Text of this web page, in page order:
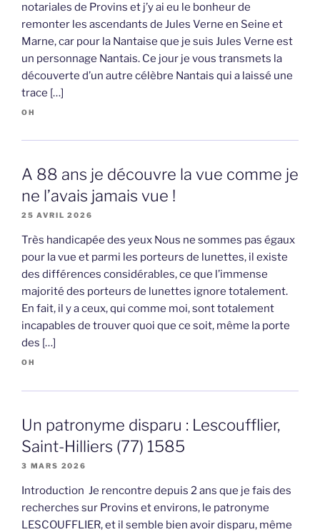
notariales de Provins et j’y ai eu le bonheur de
remonter les ascendants de Jules Verne en Seine et
Marne, car pour la Nantaise que je suis Jules Verne est
un personnage Nantais. Ce jour je vous transmets la
découverte d’un autre célèbre Nantais qui a laissé une
trace […]
OH
A 88 ans je découvre la vue comme je
ne l’avais jamais vue !
25 AVRIL 2026
Très handicapée des yeux Nous ne sommes pas égaux
pour la vue et parmi les porteurs de lunettes, il existe
des différences considérables, ce que l’immense
majorité des porteurs de lunettes ignore totalement.
En fait, il y a ceux, qui comme moi, sont totalement
incapables de trouver quoi que ce soit, même la porte
des […]
OH
Un patronyme disparu : Lescoufflier,
Saint-Hilliers (77) 1585
3 MARS 2026
Introduction Je rencontre depuis 2 ans que je fais des
recherches sur Provins et environs, le patronyme
LESCOUFFLIER, et il semble bien avoir disparu, même